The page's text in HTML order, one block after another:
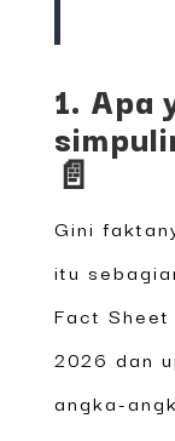
1. Apa
📄
Gini
itu
Fact
2026 dan
angka-